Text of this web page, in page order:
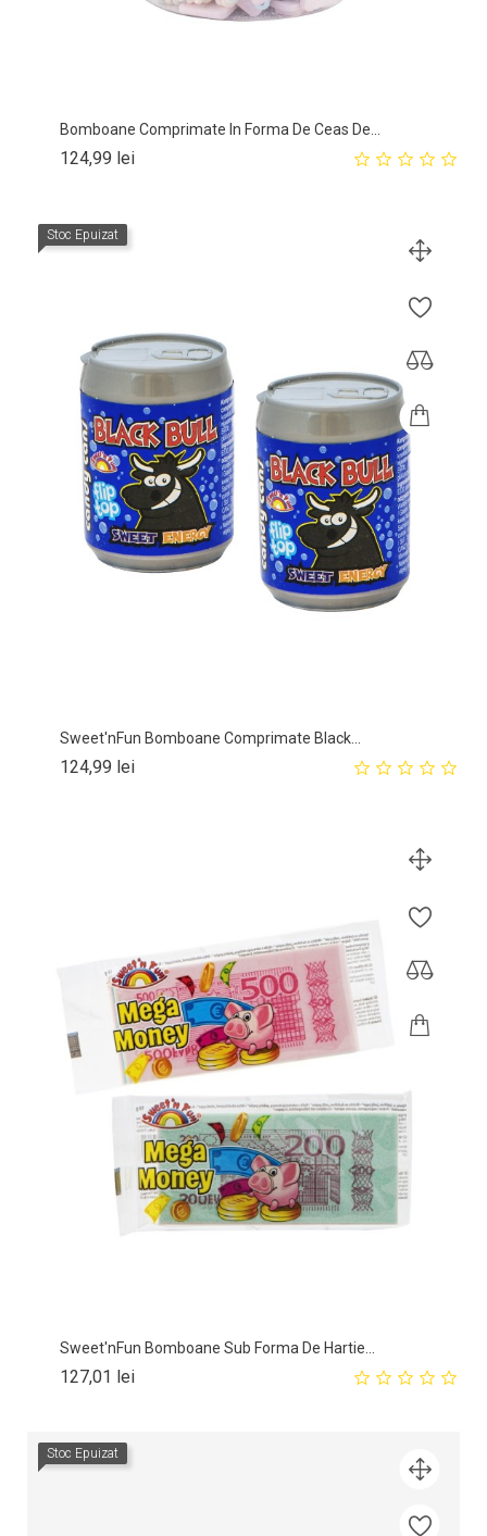
Bomboane Comprimate In Forma De Ceas De...
124,99 leiPret
Stoc Epuizat
Sweet'nFun Bomboane Comprimate Black...
124,99 leiPret
Sweet'nFun Bomboane Sub Forma De Hartie...
127,01 leiPret
Stoc Epuizat